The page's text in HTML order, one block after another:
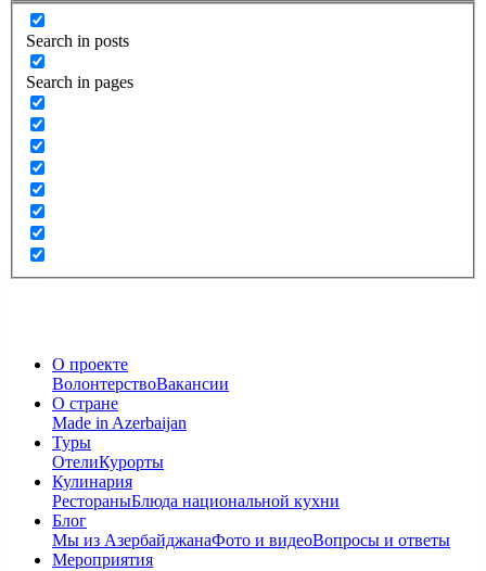
Search in posts
Search in pages
О проекте
ВолонтерствоВакансии
О стране
Made in Azerbaijan
Туры
ОтелиКурорты
Кулинария
РестораныБлюда национальной кухни
Блог
Мы из АзербайджанаФото и видеоВопросы и ответы
Мероприятия